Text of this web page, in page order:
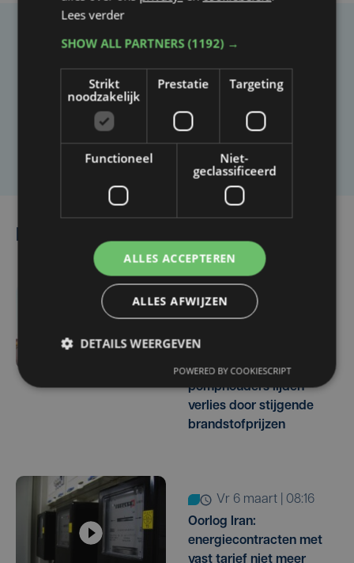
Taalfout opgemerkt?
Heb je een taal- of schrijffout opgemerkt in dit
Laat het ons weten
Lees ook
vr 20 maart | 15:36
blokkades niet
uitgesloten':
pomphouders lijden
verlies door stijgende
brandstofprijzen
vr 6 maart | 08:16
Oorlog Iran:
energiecontracten met
vast tarief niet meer
Lees verder
SHOW ALL PARTNERS(1192) →
Strikt
noodzakelijk
Prestatie Targeting
Functioneel
Niet-
geclassificeerd
ALLES ACCEPTEREN
ALLES AFWIJZEN
DETAILS WEERGEVEN
POWERED BY COOKIESCRIPT